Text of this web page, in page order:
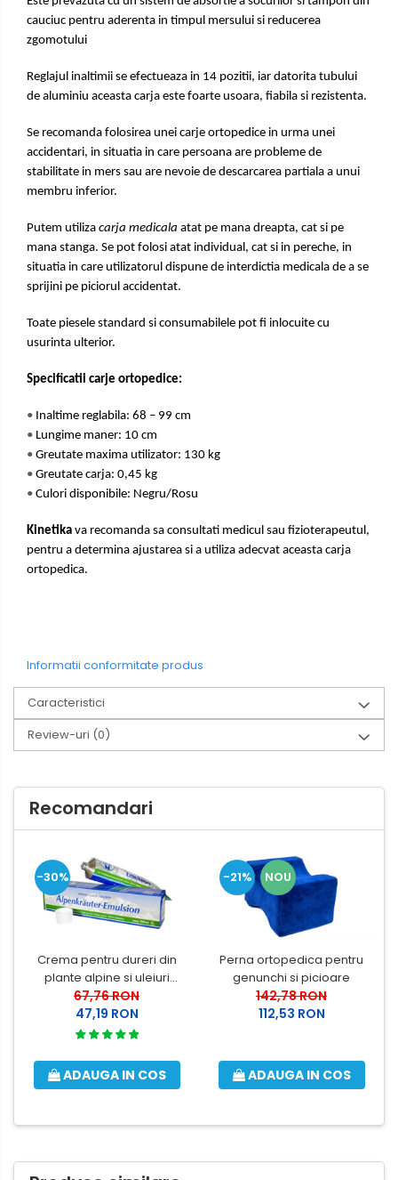
cauciuc pentru aderenta in timpul mersului si reducerea
zgomotului
Reglajul inaltimii se efectueaza in 14 pozitii, iar datorita tubului
de aluminiu aceasta carja este foarte usoara, fiabila si rezistenta.
Se recomanda folosirea unei carje ortopedice in urma unei
accidentari, in situatia in care persoana are probleme de
stabilitate in mers sau are nevoie de descarcarea partiala a unui
membru inferior.
Putem utiliza carja medicala atat pe mana dreapta, cat si pe
mana stanga. Se pot folosi atat individual, cat si in pereche, in
situatia in care utilizatorul dispune de interdictia medicala de a se
sprijini pe piciorul accidentat.
Toate piesele standard si consumabilele pot fi inlocuite cu
usurinta ulterior.
Specificatii carje ortopedice:
• Inaltime reglabila: 68 – 99 cm
• Lungime maner: 10 cm
• Greutate maxima utilizator: 130 kg
• Greutate carja: 0,45 kg
• Culori disponibile: Negru/Rosu
Kinetika va recomanda sa consultati medicul sau fizioterapeutul,
pentru a determina ajustarea si a utiliza adecvat aceasta carja
ortopedica.
Informatii conformitate produs
Caracteristici
Review-uri (0)
Recomandari
-30%
Crema pentru dureri din
plante alpine si uleiuri
esentiale Alpenkrauter 200
ml
67,76 RON
47,19 RON
ADAUGA IN COS
-21% NOU
Perna ortopedica pentru
genunchi si picioare
142,78 RON
112,53 RON
ADAUGA IN COS